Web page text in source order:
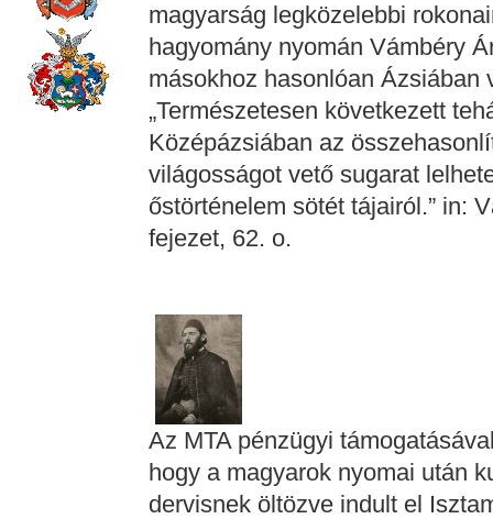
magyarság legközelebbi
hagyomány nyomán Vámbéry
másokhoz hasonlóan Ázsiában
„Természetesen következett
Középázsiában az
világosságot vető sugarat
őstörténelem sötét tájairól.” in:
fejezet, 62. o.
Az MTA pénzügyi
hogy a magyarok nyomai után
dervisnek öltözve indult el